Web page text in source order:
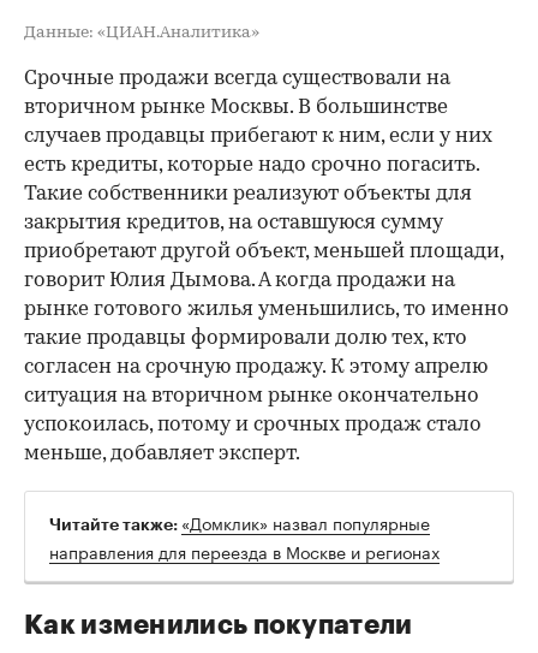
Данные: «ЦИАН.Аналитика»
Срочные продажи всегда существовали на
вторичном рынке Москвы. В большинстве
случаев продавцы прибегают к ним, если у них
есть кредиты, которые надо срочно погасить.
Такие собственники реализуют объекты для
закрытия кредитов, на оставшуюся сумму
приобретают другой объект, меньшей площади,
говорит Юлия Дымова. А когда продажи на
рынке готового жилья уменьшились, то именно
такие продавцы формировали долю тех, кто
согласен на срочную продажу. К этому апрелю
ситуация на вторичном рынке окончательно
успокоилась, потому и срочных продаж стало
меньше, добавляет эксперт.
Читайте также: «Домклик» назвал популярные
направления для переезда в Москве и регионах
Как изменились покупатели